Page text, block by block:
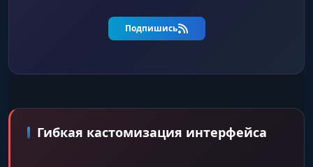
Подпишись
Гибкая кастомизация интерфейса